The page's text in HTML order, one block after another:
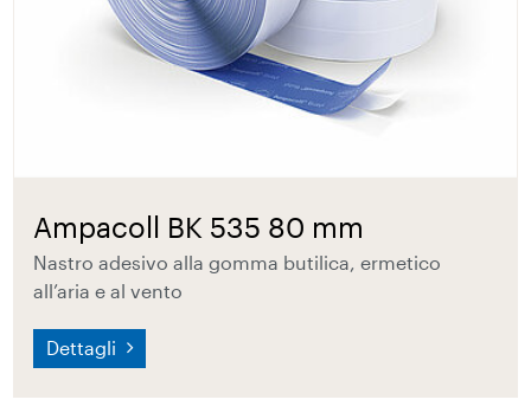
Ampacoll BK 535 80 mm
Nastro adesivo alla gomma butilica, ermetico
all’aria e al vento
Dettagli